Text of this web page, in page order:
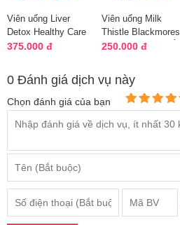
Viên uống Liver
Detox Healthy Care
100 viên giải độc
375.000 đ
Viên uống Milk
Thistle Blackmores
giải độc gan của Úc
250.000 đ
0 Đánh giá dịch vụ này
Chọn đánh giá của bạn